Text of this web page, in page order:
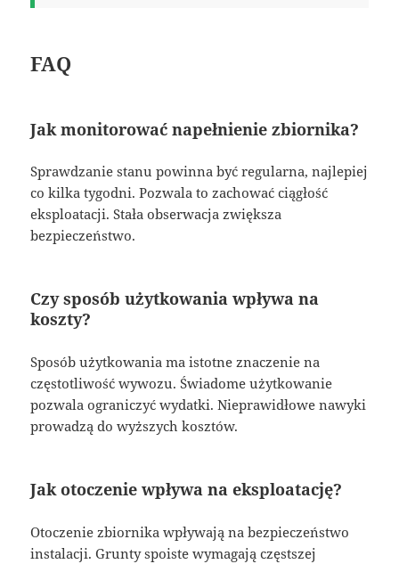
FAQ
Jak monitorować napełnienie zbiornika?
Sprawdzanie stanu powinna być regularna, najlepiej
co kilka tygodni. Pozwala to zachować ciągłość
eksploatacji. Stała obserwacja zwiększa
bezpieczeństwo.
Czy sposób użytkowania wpływa na
koszty?
Sposób użytkowania ma istotne znaczenie na
częstotliwość wywozu. Świadome użytkowanie
pozwala ograniczyć wydatki. Nieprawidłowe nawyki
prowadzą do wyższych kosztów.
Jak otoczenie wpływa na eksploatację?
Otoczenie zbiornika wpływają na bezpieczeństwo
instalacji. Grunty spoiste wymagają częstszej